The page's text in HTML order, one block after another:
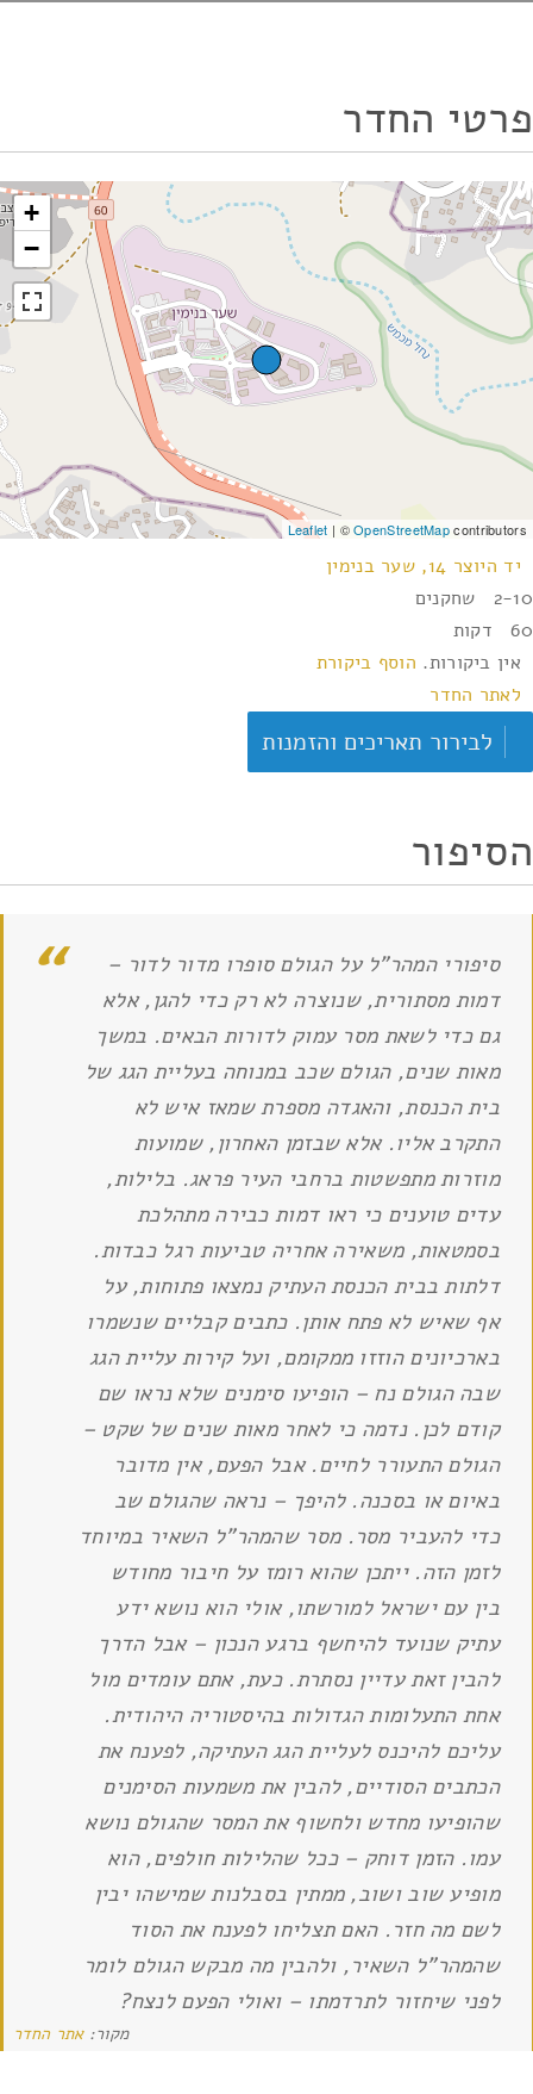
פרטי החדר
+
−
Leaflet | ©OpenStreetMapcontributors
יד היוצר 14, שער בנימין
2-10 שחקנים
60 דקות
אין ביקורות. הוסף ביקורת
לאתר החדר
לבירור תאריכים והזמנות
הסיפור
סיפורי המהר"ל על הגולם סופרו מדור לדור –
דמות מסתורית, שנוצרה לא רק כדי להגן, אלא
גם כדי לשאת מסר עמוק לדורות הבאים. במשך
מאות שנים, הגולם שכב במנוחה בעליית הגג של
בית הכנסת, והאגדה מספרת שמאז איש לא
התקרב אליו. אלא שבזמן האחרון, שמועות
מוזרות מתפשטות ברחבי העיר פראג. בלילות,
עדים טוענים כי ראו דמות כבירה מתהלכת
בסמטאות, משאירה אחריה טביעות רגל כבדות.
דלתות בבית הכנסת העתיק נמצאו פתוחות, על
אף שאיש לא פתח אותן. כתבים קבליים שנשמרו
בארכיונים הוזזו ממקומם, ועל קירות עליית הגג
שבה הגולם נח – הופיעו סימנים שלא נראו שם
קודם לכן. נדמה כי לאחר מאות שנים של שקט –
הגולם התעורר לחיים. אבל הפעם, אין מדובר
באיום או בסכנה. להיפך – נראה שהגולם שב
כדי להעביר מסר. מסר שהמהר"ל השאיר במיוחד
לזמן הזה. ייתכן שהוא רומז על חיבור מחודש
בין עם ישראל למורשתו, אולי הוא נושא ידע
עתיק שנועד להיחשף ברגע הנכון – אבל הדרך
להבין זאת עדיין נסתרת. כעת, אתם עומדים מול
אחת התעלומות הגדולות בהיסטוריה היהודית.
עליכם להיכנס לעליית הגג העתיקה, לפענח את
הכתבים הסודיים, להבין את משמעות הסימנים
שהופיעו מחדש ולחשוף את המסר שהגולם נושא
עמו. הזמן דוחק – ככל שהלילות חולפים, הוא
מופיע שוב ושוב, ממתין בסבלנות שמישהו יבין
לשם מה חזר. האם תצליחו לפענח את הסוד
שהמהר"ל השאיר, ולהבין מה מבקש הגולם לומר
לפני שיחזור לתרדמתו – ואולי הפעם לנצח?
מקור:אתר החדר